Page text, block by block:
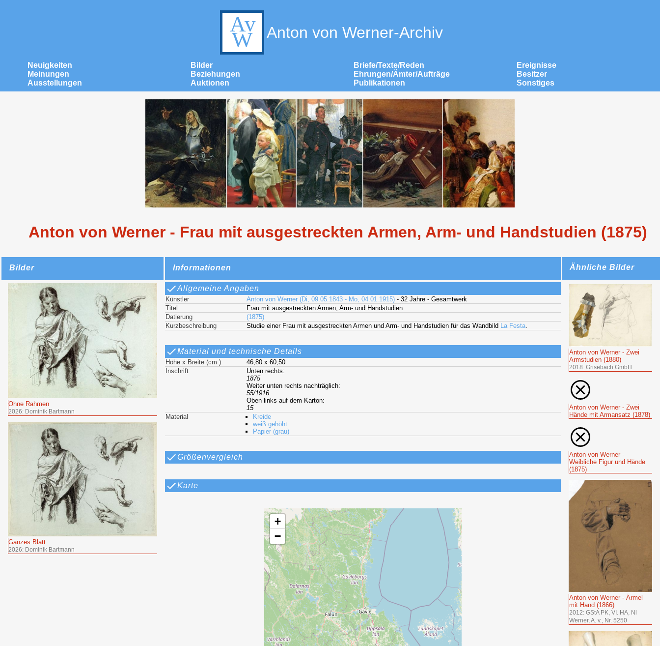
Anton von Werner-Archiv
Neuigkeiten Bilder Briefe/Texte/Reden
Ereignisse
Meinungen
Beziehungen Ehrungen/Ämter/Aufträge
Besitzer
Ausstellungen
Auktionen Publikationen Sonstiges
Anton von Werner - Frau mit ausgestreckten Armen, Arm- und Handstudien (1875)
Bilder
Ohne Rahmen
2026: Dominik Bartmann
Ganzes Blatt
2026: Dominik Bartmann
Informationen
Allgemeine Angaben
Künstler Anton von Werner (Di, 09.05.1843 - Mo, 04.01.1915)- 32 Jahre - Gesamtwerk
Titel
Frau mit ausgestreckten Armen, Arm- und Handstudien
Datierung
(1875)
Kurzbeschreibung
Studie einer Frau mit ausgestreckten Armen und Arm- und Handstudien für das Wandbild La Festa.
Material und technische Details
Höhe x Breite (cm )
46,80 x 60,50
Inschrift
Unten rechts:
1875
Weiter unten rechts nachträglich:
55/1916.
Oben links auf dem Karton:
15
Material
Kreide
weiß gehöht
Papier (grau)
Größenvergleich
Karte
+
−
Ähnliche Bilder
Anton von Werner - Zwei
Armstudien (1880)
2018: Grisebach GmbH
Anton von Werner - Zwei
Hände mit Armansatz (1878)
Anton von Werner -
Weibliche Figur und Hände
(1875)
Anton von Werner - Ärmel
mit Hand (1866)
2012: GStA PK, VI. HA, Nl
Werner, A. v., Nr. 5250